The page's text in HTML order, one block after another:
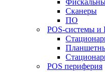
Сканеры
ПО
POS-системы
POS периферия